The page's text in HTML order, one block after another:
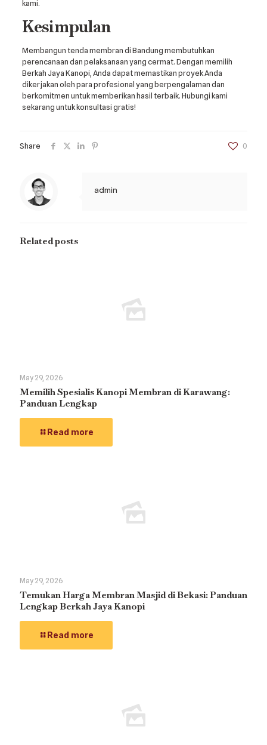
kami.
Kesimpulan
Membangun tenda membran di Bandung membutuhkan
perencanaan dan pelaksanaan yang cermat. Dengan memilih
Berkah Jaya Kanopi, Anda dapat memastikan proyek Anda
dikerjakan oleh para profesional yang berpengalaman dan
berkomitmen untuk memberikan hasil terbaik. Hubungi kami
sekarang untuk konsultasi gratis!
Share 0
admin
Related posts
May 29, 2026
Memilih Spesialis Kanopi Membran di Karawang:
Panduan Lengkap
Read more
May 29, 2026
Temukan Harga Membran Masjid di Bekasi: Panduan
Lengkap Berkah Jaya Kanopi
Read more